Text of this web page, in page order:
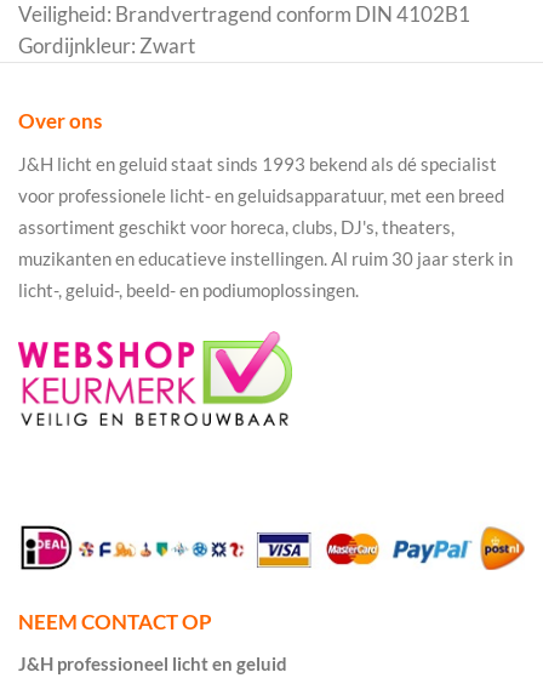
Veiligheid: Brandvertragend conform DIN 4102B1
Gordijnkleur: Zwart
Over ons
J&H licht en geluid staat sinds 1993 bekend als dé specialist
voor professionele licht- en geluidsapparatuur, met een breed
assortiment geschikt voor horeca, clubs, DJ's, theaters,
muzikanten en educatieve instellingen. Al ruim 30 jaar sterk in
licht-, geluid-, beeld- en podiumoplossingen.
NEEM CONTACT OP
J&H professioneel licht en geluid